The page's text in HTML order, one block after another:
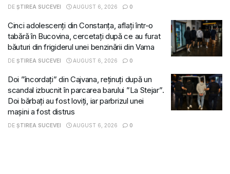
DE ȘTIREA SUCEVEI AUGUST 6, 2026 0
Cinci adolescenți din Constanța, aflați într-o
tabără în Bucovina, cercetați după ce au furat
băuturi din frigiderul unei benzinării din Vama
DE ȘTIREA SUCEVEI AUGUST 6, 2026 0
Doi ”încordați” din Cajvana, reținuți după un
scandal izbucnit în parcarea barului ”La Stejar”.
Doi bărbați au fost loviți, iar parbrizul unei
mașini a fost distrus
DE ȘTIREA SUCEVEI AUGUST 6, 2026 0